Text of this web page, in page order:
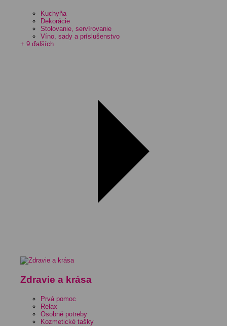
Kuchyňa
Dekorácie
Stolovanie, servírovanie
Víno, sady a príslušenstvo
+ 9 ďalších
Zdravie a krása
Prvá pomoc
Relax
Osobné potreby
Kozmetické tašky